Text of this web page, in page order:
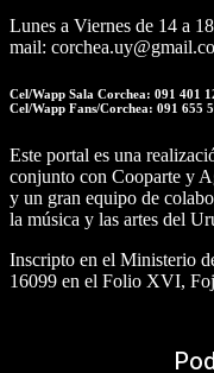
Lunes a Viernes de 14 a
mail:
Cel/Wapp Sala Corchea: 091 401
Cel/Wapp Fans/Corchea: 091 655
Este portal es una
conjunto con Cooparte y
y un gran equipo de
la música y las artes del
Inscripto en el Ministerio
16099 en el Folio XVI,